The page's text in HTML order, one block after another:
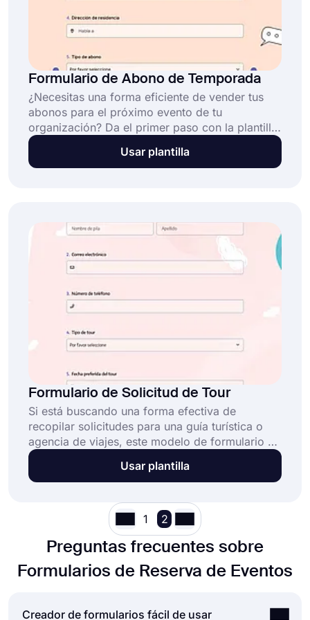
Formulario de Abono de Temporada
¿Necesitas una forma eficiente de vender tus
abonos para el próximo evento de tu
organización? Da el primer paso con la plantilla
de formulario de inscripción de abono de
forms.app y crea tu propio formulario de
Usar plantilla
Formulario de Solicitud de Tour
Si está buscando una forma efectiva de
recopilar solicitudes para una guía turística o
agencia de viajes, este modelo de formulario de
solicitud de visita gratuito es perfecto para
usted. Con él, puede ofrecer un servicio
ofrece varias funciones de personalización y
opciones de uso compartido. Para comenzar a
crear su formulario de solicitud de visita, haga
clic en el botón "Usar modelo".
Usar plantilla
1 2
Preguntas frecuentes sobre
Formularios de Reserva de Eventos
Creador de formularios fácil de usar